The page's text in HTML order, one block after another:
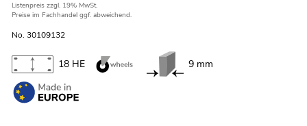
Listenpreis zzgl. 19% MwSt.
Preise im Fachhandel ggf. abweichend.
No. 30109132
18 HE 9 mm